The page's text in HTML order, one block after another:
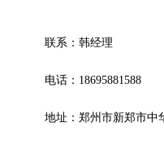
联系：韩经理
电话：18695881588
地址：郑州市新郑市中